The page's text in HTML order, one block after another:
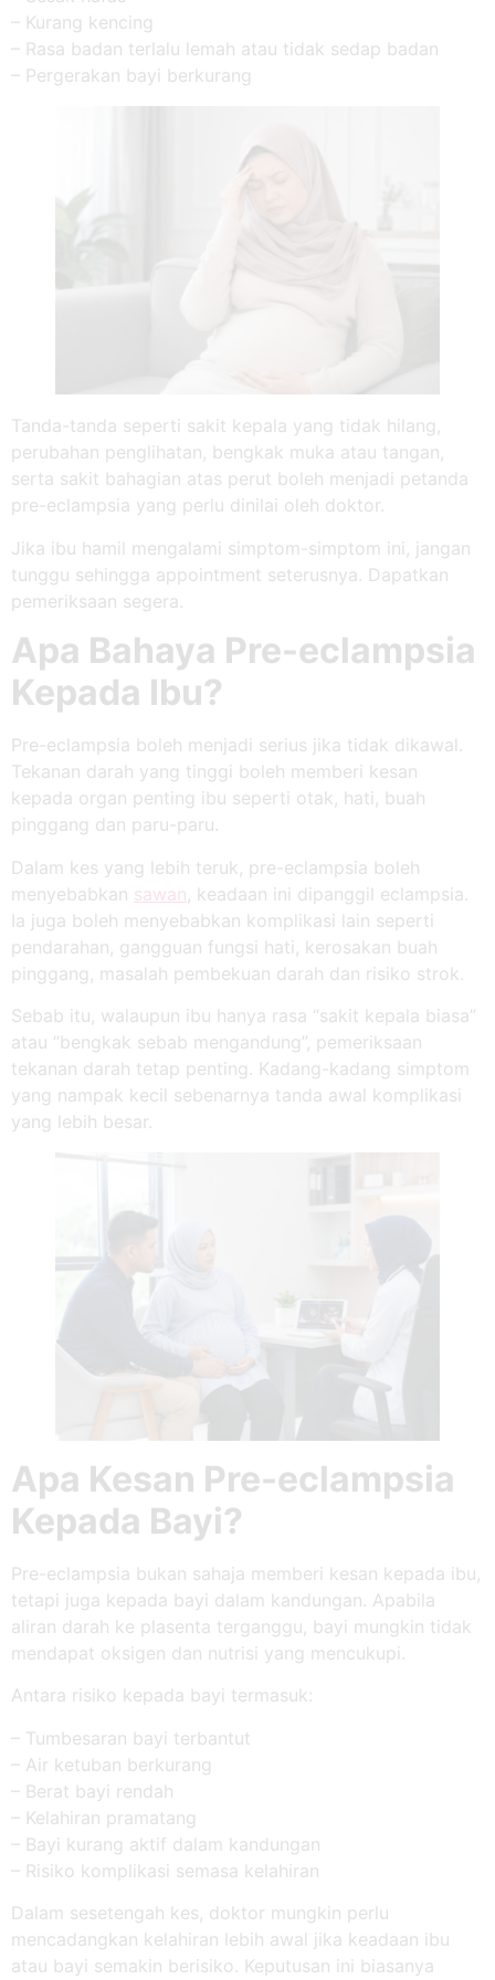
– Kurang kencing
– Rasa badan terlalu lemah atau tidak sedap badan
– Pergerakan bayi berkurang
Tanda-tanda seperti sakit kepala yang tidak hilang,
perubahan penglihatan, bengkak muka atau tangan,
serta sakit bahagian atas perut boleh menjadi petanda
pre-eclampsia yang perlu dinilai oleh doktor.
Jika ibu hamil mengalami simptom-simptom ini, jangan
tunggu sehingga appointment seterusnya. Dapatkan
pemeriksaan segera.
Apa Bahaya Pre-eclampsia
Kepada Ibu?
Pre-eclampsia boleh menjadi serius jika tidak dikawal.
Tekanan darah yang tinggi boleh memberi kesan
kepada organ penting ibu seperti otak, hati, buah
pinggang dan paru-paru.
Dalam kes yang lebih teruk, pre-eclampsia boleh
menyebabkan sawan , keadaan ini dipanggil eclampsia.
Ia juga boleh menyebabkan komplikasi lain seperti
pendarahan, gangguan fungsi hati, kerosakan buah
pinggang, masalah pembekuan darah dan risiko strok.
Sebab itu, walaupun ibu hanya rasa “sakit kepala biasa”
atau “bengkak sebab mengandung”, pemeriksaan
tekanan darah tetap penting. Kadang-kadang simptom
yang nampak kecil sebenarnya tanda awal komplikasi
yang lebih besar.
Apa Kesan Pre-eclampsia
Kepada Bayi?
Pre-eclampsia bukan sahaja memberi kesan kepada ibu,
tetapi juga kepada bayi dalam kandungan. Apabila
aliran darah ke plasenta terganggu, bayi mungkin tidak
mendapat oksigen dan nutrisi yang mencukupi.
Antara risiko kepada bayi termasuk:
– Tumbesaran bayi terbantut
– Air ketuban berkurang
– Berat bayi rendah
– Kelahiran pramatang
– Bayi kurang aktif dalam kandungan
– Risiko komplikasi semasa kelahiran
Dalam sesetengah kes, doktor mungkin perlu
mencadangkan kelahiran lebih awal jika keadaan ibu
atau bayi semakin berisiko. Keputusan ini biasanya